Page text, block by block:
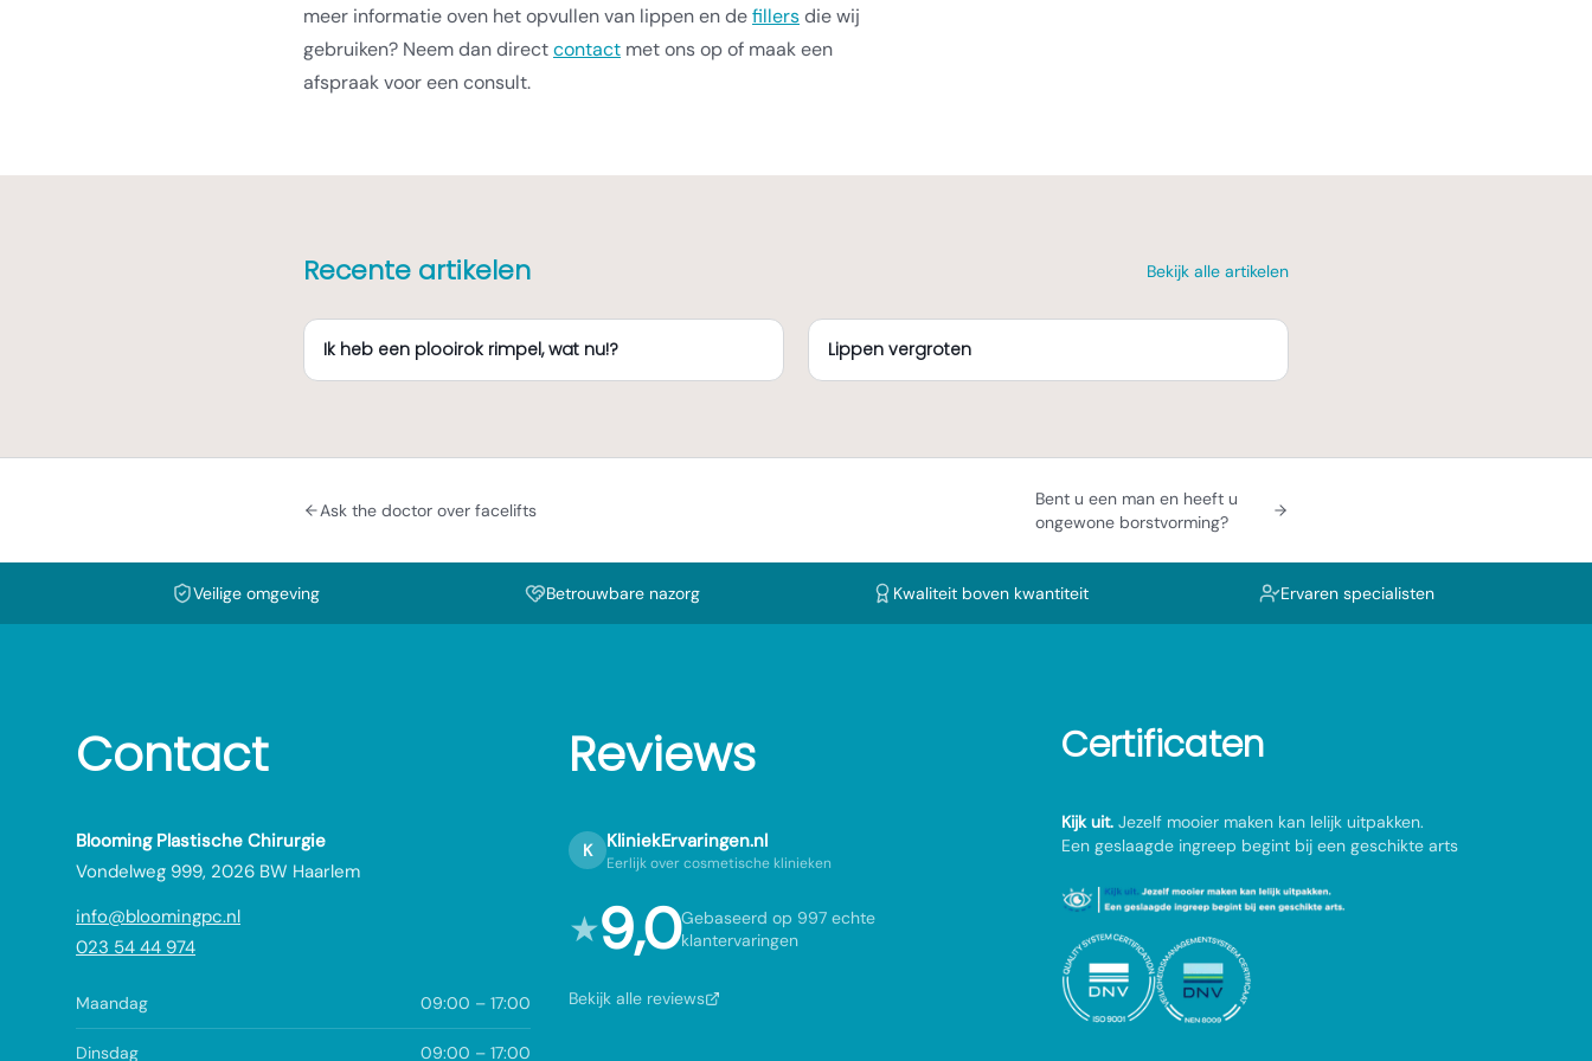
meer informatie oven het opvullen van lippen en defillersdie wij
gebruiken? Neem dan directcontact met ons op of maak een
afspraak voor een consult.
Recente artikelen Bekijk alle artikelen
Ik heb een plooirok rimpel, wat nu!? Lippen vergroten
Ask the doctor over facelifts
Bent u een man en heeft u
ongewone borstvorming?
Veilige omgeving Betrouwbare nazorg Kwaliteit boven kwantiteit Ervaren specialisten
Contact
Blooming Plastische Chirurgie
Vondelweg 999, 2026 BW Haarlem
info@bloomingpc.nl
023 54 44 974
Maandag 09:00 – 17:00
Dinsdag 09:00 – 17:00
Reviews
K KliniekErvaringen.nl
Eerlijk over cosmetische klinieken
★9,0Gebaseerd op 997 echte
klantervaringen
Bekijk alle reviews
Certificaten
Kijk uit. Jezelf mooier maken kan lelijk uitpakken.
Een geslaagde ingreep begint bij een geschikte arts